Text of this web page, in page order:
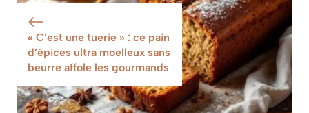
les démonter
pour une maison
qui sent le propre
pendant des jours
« C’est une tuerie » : ce pain
d’épices ultra moelleux sans
beurre affole les gourmands